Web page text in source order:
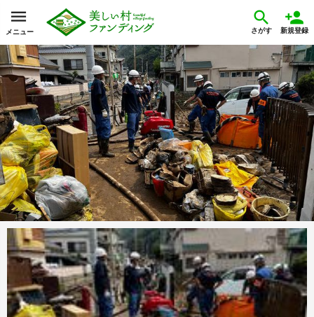
メニュー さがす 新規登録